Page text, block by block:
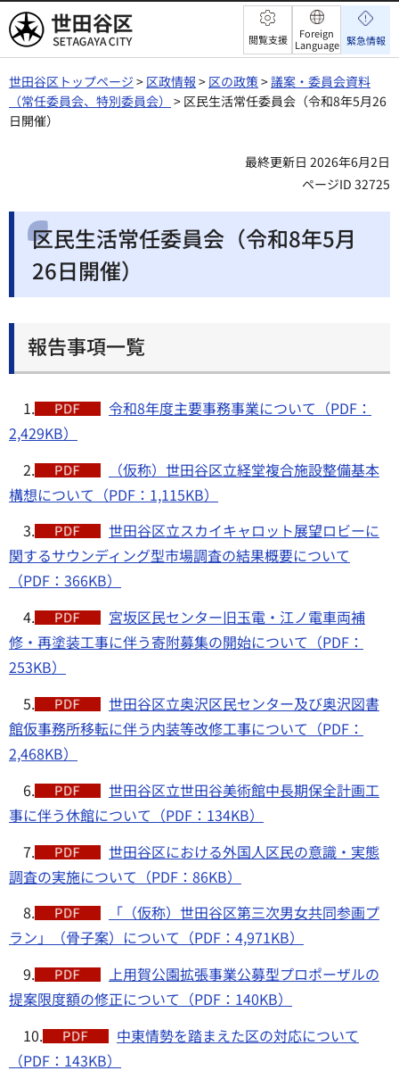
世田谷区 閲覧支援
Foreign
Language 緊急情報
世田谷区トップページ > 区政情報 > 区の政策>議案・委員会資料
（常任委員会、特別委員会） > 区民生活常任委員会（令和8年5月26
日開催）
最終更新日 2026年6月2日
ページID 32725
区民生活常任委員会（令和8年5月
26日開催）
報告事項一覧
1.
令和8年度主要事務事業について（PDF：
2,429KB）
2.
（仮称）世田谷区立経堂複合施設整備基本
構想について（PDF：1,115KB）
3.
世田谷区立スカイキャロット展望ロビーに
関するサウンディング型市場調査の結果概要について
（PDF：366KB）
4.
宮坂区民センター旧玉電・江ノ電車両補
修・再塗装工事に伴う寄附募集の開始について（PDF：
253KB）
5.
世田谷区立奥沢区民センター及び奥沢図書
館仮事務所移転に伴う内装等改修工事について（PDF：
2,468KB）
6.
世田谷区立世田谷美術館中長期保全計画工
事に伴う休館について（PDF：134KB）
7.
世田谷区における外国人区民の意識・実態
調査の実施について（PDF：86KB）
8.
「（仮称）世田谷区第三次男女共同参画プ
ラン」（骨子案）について（PDF：4,971KB）
9.
上用賀公園拡張事業公募型プロポーザルの
提案限度額の修正について（PDF：140KB）
10.
中東情勢を踏まえた区の対応について
（PDF：143KB）